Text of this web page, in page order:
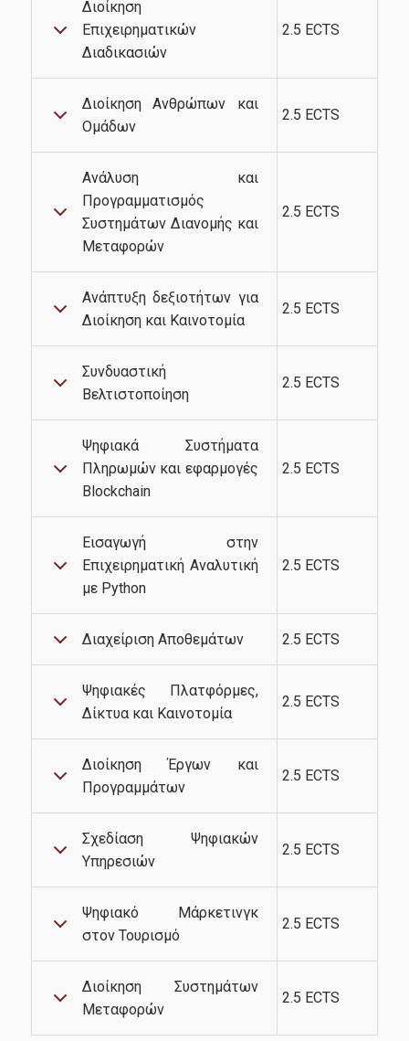
Διοίκηση
Eπιχειρηματικών
Διαδικασιών
2.5 ECTS
Διοίκηση Ανθρώπων και
Ομάδων
2.5 ECTS
Ανάλυση και
Προγραμματισμός
Συστημάτων Διανομής και
Μεταφορών
2.5 ECTS
Ανάπτυξη δεξιοτήτων για
Διοίκηση και Καινοτομία
2.5 ECTS
Συνδυαστική
Βελτιστοποίηση
2.5 ECTS
Ψηφιακά Συστήματα
Πληρωμών και εφαρμογές
Blockchain
2.5 ECTS
Εισαγωγή στην
Επιχειρηματική Αναλυτική
με Python
2.5 ECTS
Διαχείριση Αποθεμάτων 2.5 ECTS
Ψηφιακές Πλατφόρμες,
Δίκτυα και Καινοτομία
2.5 ECTS
Διοίκηση Έργων και
Προγραμμάτων
2.5 ECTS
Σχεδίαση Ψηφιακών
Υπηρεσιών
2.5 ECTS
Ψηφιακό Μάρκετινγκ
στον Τουρισμό
2.5 ECTS
Διοίκηση Συστημάτων
Μεταφορών
2.5 ECTS